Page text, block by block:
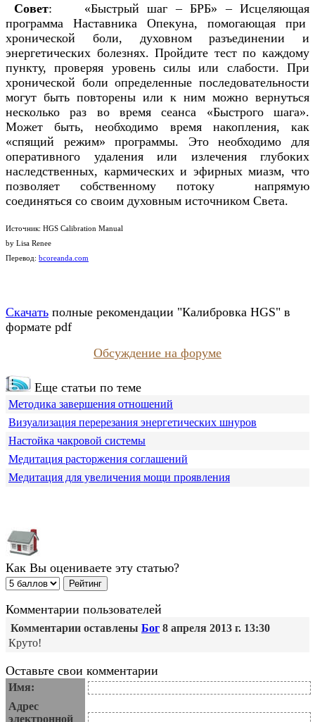
Совет: «Быстрый шаг – БРБ» – Исцеляющая
программа Наставника Опекуна, помогающая при
хронической боли, духовном разъединении и
энергетических болезнях. Пройдите тест по каждому
пункту, проверяя уровень силы или слабости. При
хронической боли определенные последовательности
могут быть повторены или к ним можно вернуться
несколько раз во время сеанса «Быстрого шага».
Может быть, необходимо время накопления, как
«спящий режим» программы. Это необходимо для
оперативного удаления или излечения глубоких
наследственных, кармических и эфирных миазм, что
позволяет собственному потоку напрямую
соединяться со своим духовным источником Света.
Источник: HGS Calibration Manual
by Lisa Renee
Перевод: bcoreanda.com
Скачать полные рекомендации "Калибровка HGS" в
формате pdf
Обсуждение на форуме
Еще статьи по теме
Методика завершения отношений
Визуализация перерезания энергетических шнуров
Настойка чакровой системы
Медитация расторжения соглашений
Медитация для увеличения мощи проявления
Как Вы оцениваете эту статью?
Комментарии пользователей
Комментарии оставлены Бог 8 апреля 2013 г. 13:30
Круто!
Оставьте свои комментарии
Имя:
Адрес
электронной